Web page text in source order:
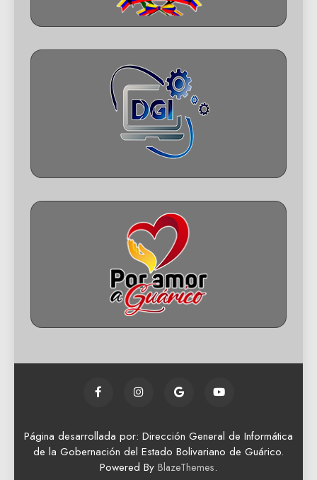
Página desarrollada por: Dirección General de Informática
de la Gobernación del Estado Bolivariano de Guárico.
Powered By BlazeThemes.